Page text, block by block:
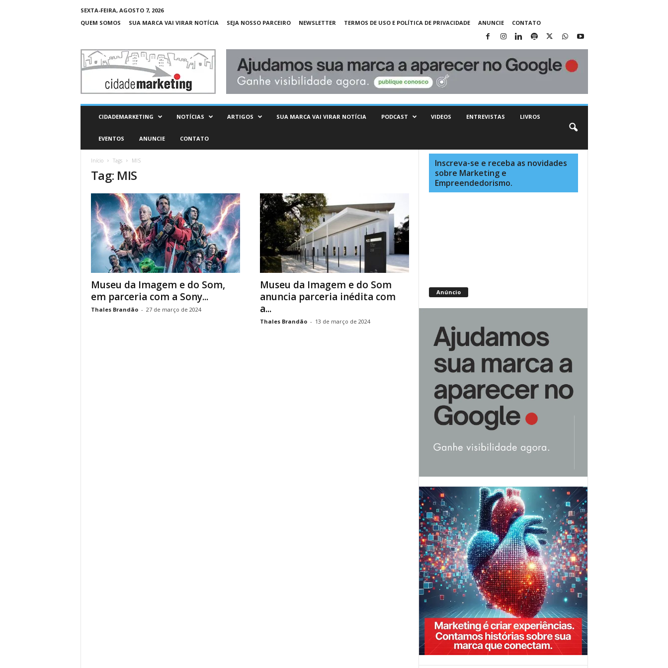
SEXTA-FEIRA, AGOSTO 7, 2026
QUEM SOMOS
SUA MARCA VAI VIRAR NOTÍCIA SEJA NOSSO PARCEIRO NEWSLETTER TERMOS DE USO E POLÍTICA DE PRIVACIDADE ANUNCIE CONTATO
C
d
CIDADEMARKETING NOTÍCIAS ARTIGOS SUA MARCA VAI VIRAR NOTÍCIA PODCAST VIDEOS ENTREVISTAS LIVROS
EVENTOS ANUNCIE CONTATO
Início Tags MIS
Tag: MIS
Museu da Imagem e do Som,
em parceria com a Sony...
Thales Brandão - 27 de março de 2024
Museu da Imagem e do Som
anuncia parceria inédita com
a...
Thales Brandão - 13 de março de 2024
Inscreva-se e receba as novidades
sobre Marketing e
Empreendedorismo.
Anúncio